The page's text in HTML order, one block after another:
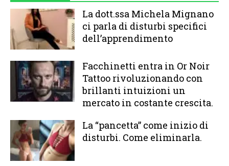
La dott.ssa Michela Mignano
ci parla di disturbi specifici
dell’apprendimento
Facchinetti entra in Or Noir
Tattoo rivoluzionando con
brillanti intuizioni un
mercato in costante crescita.
La “pancetta” come inizio di
disturbi. Come eliminarla.